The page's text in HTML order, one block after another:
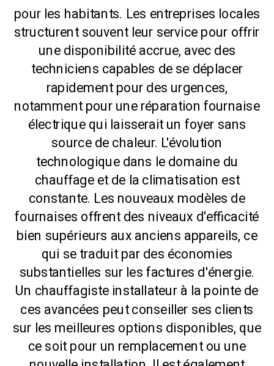
pour les habitants. Les entreprises locales
structurent souvent leur service pour offrir
une disponibilité accrue, avec des
techniciens capables de se déplacer
rapidement pour des urgences,
notamment pour une réparation fournaise
électrique qui laisserait un foyer sans
source de chaleur. L'évolution
technologique dans le domaine du
chauffage et de la climatisation est
constante. Les nouveaux modèles de
fournaises offrent des niveaux d'efficacité
bien supérieurs aux anciens appareils, ce
qui se traduit par des économies
substantielles sur les factures d'énergie.
Un chauffagiste installateur à la pointe de
ces avancées peut conseiller ses clients
sur les meilleures options disponibles, que
ce soit pour un remplacement ou une